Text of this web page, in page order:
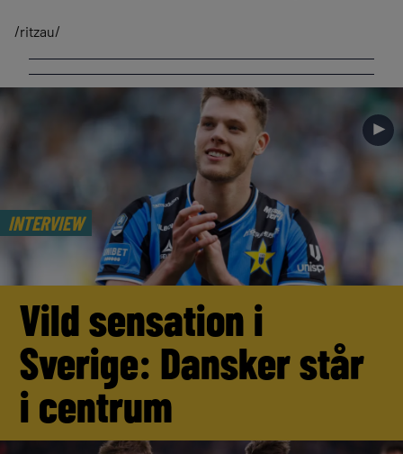
/ritzau/
INTERVIEW
►
Vild sensation i
Sverige: Dansker står
i centrum